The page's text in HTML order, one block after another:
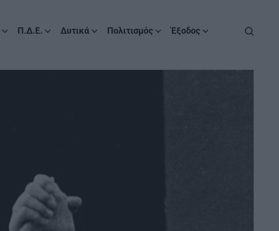
Π.Δ.Ε. Δυτικά Πολιτισμός Έξοδος